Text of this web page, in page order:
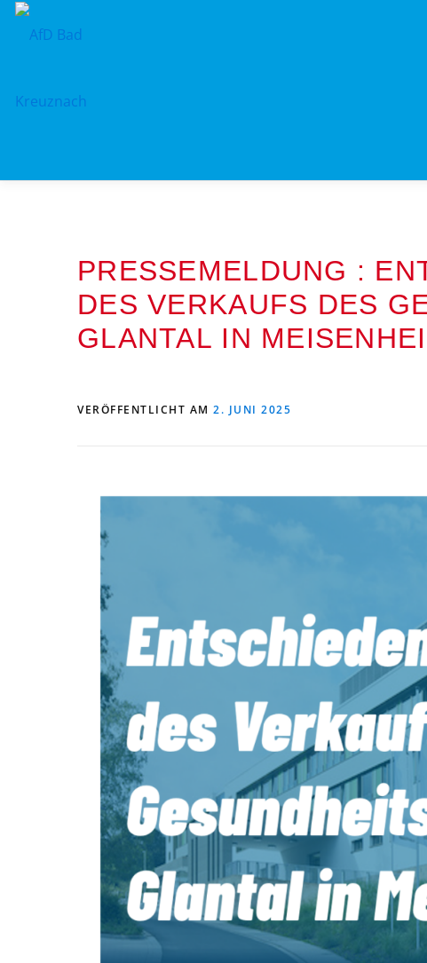
Zum
Inhalt
PRESSEMELDUNG :
DES VERKAUFS DES
GLANTAL IN
VERÖFFENTLICHT AM 2. JUNI 2025